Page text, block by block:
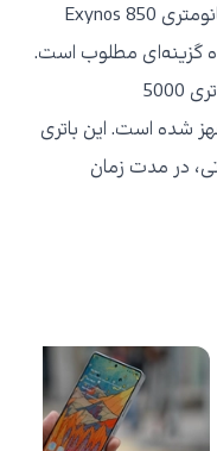
سامسونگ برای اسن مدل از تراشه 8 نانومتری Exynos 850
گزینه‌ای مطلوب است.
به یک باتری 5000
شده است. این باتری
پشتیبانی از شارژ سریع 15 واتی، در مدت زمان